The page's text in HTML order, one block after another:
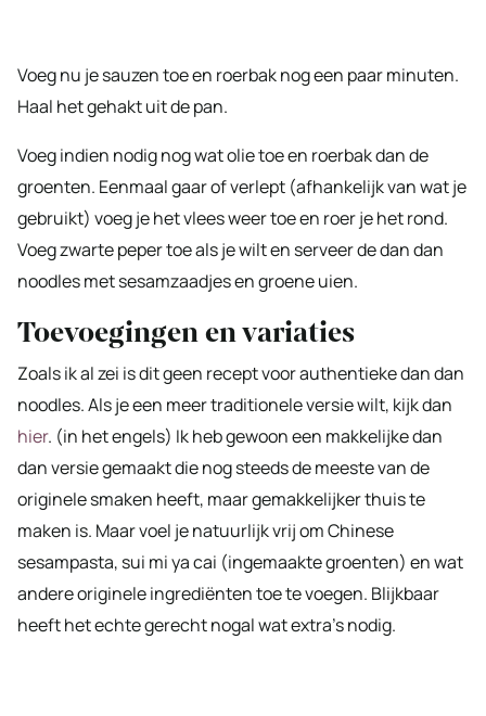
Voeg nu je sauzen toe en roerbak nog een paar minuten.
Haal het gehakt uit de pan.
Voeg indien nodig nog wat olie toe en roerbak dan de
groenten. Eenmaal gaar of verlept (afhankelijk van wat je
gebruikt) voeg je het vlees weer toe en roer je het rond.
Voeg zwarte peper toe als je wilt en serveer de dan dan
noodles met sesamzaadjes en groene uien.
Toevoegingen en variaties
Zoals ik al zei is dit geen recept voor authentieke dan dan
noodles. Als je een meer traditionele versie wilt, kijk dan
hier. (in het engels) Ik heb gewoon een makkelijke dan
dan versie gemaakt die nog steeds de meeste van de
originele smaken heeft, maar gemakkelijker thuis te
maken is. Maar voel je natuurlijk vrij om Chinese
sesampasta, sui mi ya cai (ingemaakte groenten) en wat
andere originele ingrediënten toe te voegen. Blijkbaar
heeft het echte gerecht nogal wat extra’s nodig.